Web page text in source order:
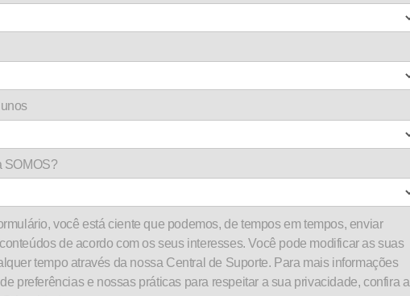
SOMOS?
você está ciente que podemos, de tempos em tempos, enviar
de acordo com os seus interesses. Você pode modificar as suas
tempo através da nossa Central de Suporte. Para mais informações
preferências e nossas práticas para respeitar a sua privacidade, confira a